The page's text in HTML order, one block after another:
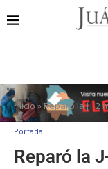
Inicio»Reparó la J+ 2
Portada
Reparó la